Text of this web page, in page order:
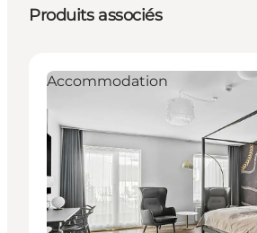
Produits associés
Accommodation